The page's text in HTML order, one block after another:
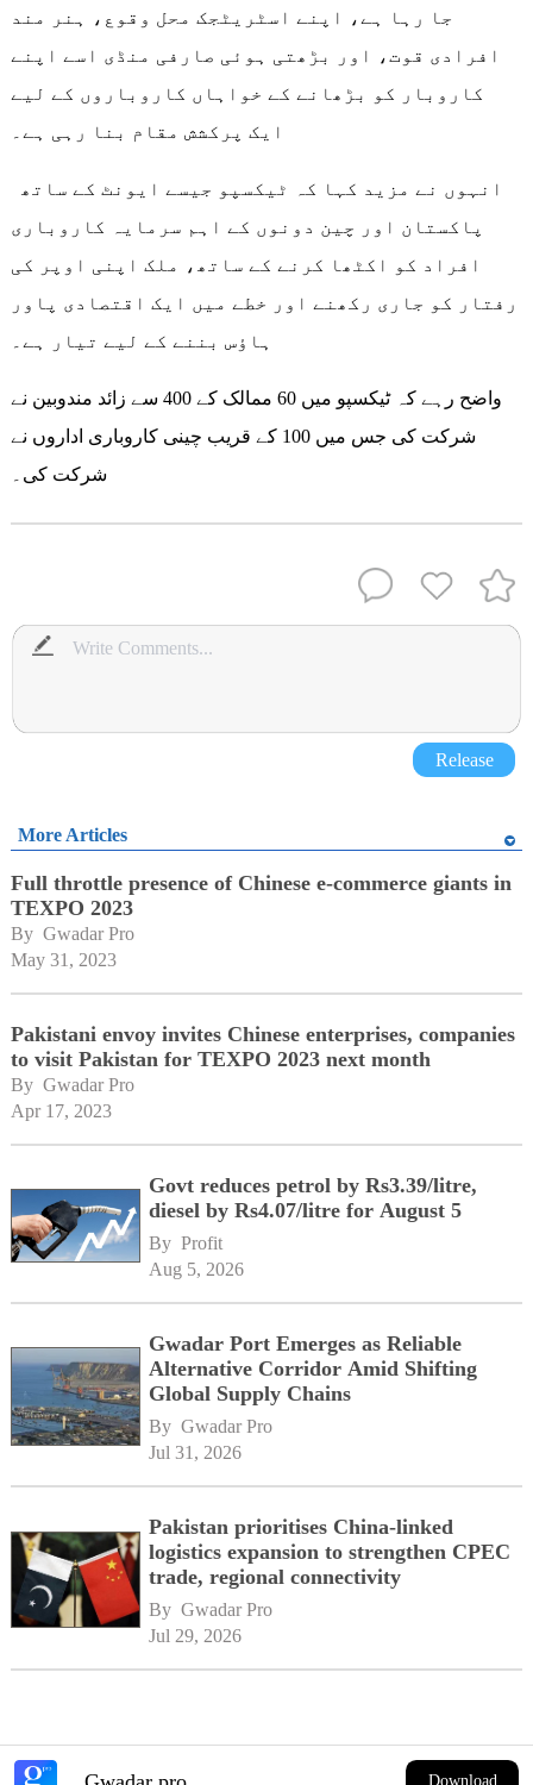
جا رہا ہے، اپنے اسٹریٹجک محل وقوع، ہنر مند
افرادی قوت، اور بڑھتی ہوئی صارفی منڈی اسے اپنے
کاروبار کو بڑھانے کے خواہاں کاروباروں کے لیے
ایک پرکشش مقام بنا رہی ہے۔
پاکستان اور چین دونوں کے اہم سرمایہ کاروباری
افراد کو اکٹھا کرنے کے ساتھ، ملک اپنی اوپر کی
رفتار کو جاری رکھنے اور خطے میں ایک اقتصادی پاور
ہاؤس بننے کے لیے تیار ہے۔
واضح رہے کہ ٹیکسپو میں 60 ممالک کے 400 سے زائد مندوبین نے
شرکت کی جس میں 100 کے قریب چینی کاروباری اداروں نے
شرکت کی۔
Release
More Articles
Full throttle presence of Chinese e-commerce giants in
TEXPO 2023
By Gwadar Pro
May 31, 2023
Pakistani envoy invites Chinese enterprises, companies
to visit Pakistan for TEXPO 2023 next month
By Gwadar Pro
Apr 17, 2023
Govt reduces petrol by Rs3.39/litre,
diesel by Rs4.07/litre for August 5
By Profit
Aug 5, 2026
Gwadar Port Emerges as Reliable
Alternative Corridor Amid Shifting
Global Supply Chains
By Gwadar Pro
Jul 31, 2026
Pakistan prioritises China-linked
logistics expansion to strengthen CPEC
trade, regional connectivity
By Gwadar Pro
Jul 29, 2026
Download